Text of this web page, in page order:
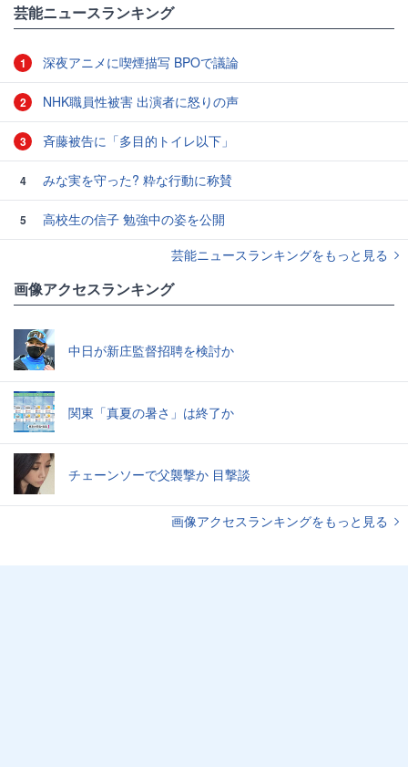
芸能ニュースランキング
1 深夜アニメに喫煙描写 BPOで議論
2 NHK職員性被害 出演者に怒りの声
3 斉藤被告に「多目的トイレ以下」
4 みな実を守った? 粋な行動に称賛
5
高校生の信子 勉強中の姿を公開
芸能ニュースランキングをもっと見る
画像アクセスランキング
中日が新庄監督招聘を検討か
関東「真夏の暑さ」は終了か
チェーンソーで父襲撃か 目撃談
画像アクセスランキングをもっと見る